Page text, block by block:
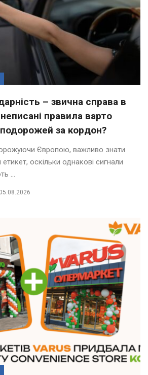
– звична справа в
неписані правила варто
за кордон?
Європою, важливо знати
оскільки однакові сигнали
...
05.08.2026